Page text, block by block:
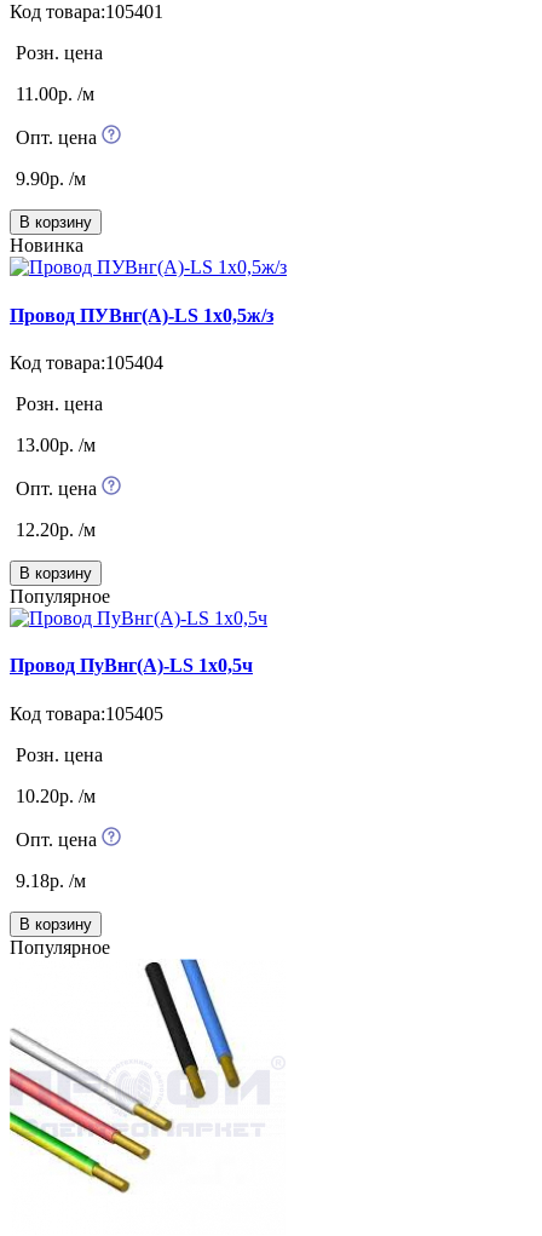
Код товара:105401
Розн. цена
11.00р. /м
Опт. цена
9.90р. /м
В корзину
Новинка
Провод ПУВнг(А)-LS 1х0,5ж/з
Код товара:105404
Розн. цена
13.00р. /м
Опт. цена
12.20р. /м
В корзину
Популярное
Провод ПуВнг(А)-LS 1х0,5ч
Код товара:105405
Розн. цена
10.20р. /м
Опт. цена
9.18р. /м
В корзину
Популярное